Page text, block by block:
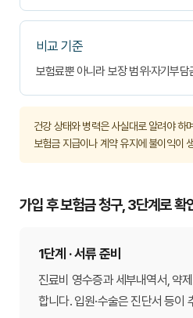
비교 기준
보험료뿐 아니라 보장 범위·자기부담
건강 상태와 병력은 사실대로 알려야 하
보험금 지급이나 계약 유지에 불이익이
가입 후 보험금 청구, 3단계로 확
1단계 · 서류 준비
진료비 영수증과 세부내역서, 약
합니다. 입원·수술은 진단서 등이